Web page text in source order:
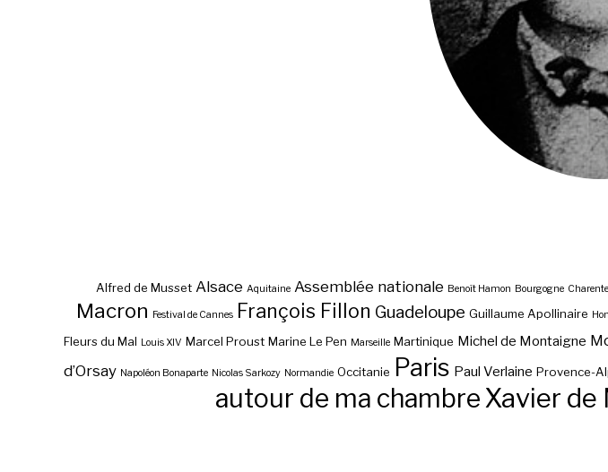
Alfred de Musset Alsace Aquitaine Assemblée nationale Benoît Hamon Bourgogne
Macron
Festival de Cannes François Fillon Guadeloupe Guillaume Apollinaire
Fleurs du Mal Louis XIV Marcel Proust Marine Le Pen Marseille Martinique Michel de Montaigne
d’Orsay Napoléon Bonaparte Nicolas Sarkozy Normandie Occitanie Paris Paul Verlaine Provence-
autour de ma chambreXavier de